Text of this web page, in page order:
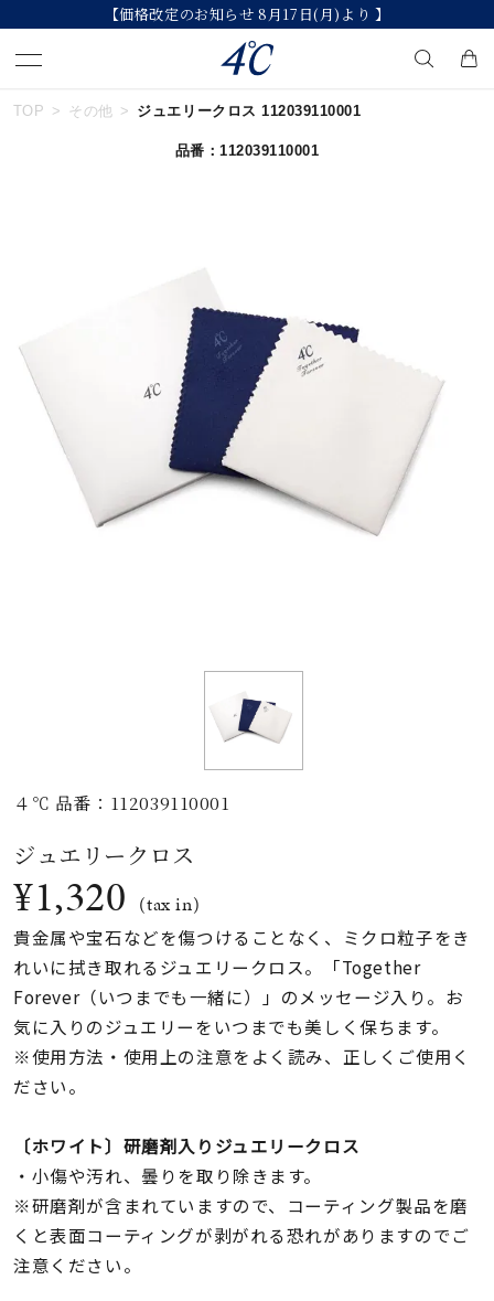
【価格改定のお知らせ 8月17日(月)より 】
キーワードで検索する
#メンズ ネックレス
ブランド ４℃
カテゴリー すべてのジュエリー
ファッションテイス
ト
着用シーン
コレクション
レディース
リングサイズ
～
メンズ
リングサイズ
TOP その他 ジュエリークロス 112039110001
品番：112039110001
４℃ 品番：112039110001
ジュエリークロス
¥1,320 (tax in)
貴金属や宝石などを傷つけることなく、ミクロ粒子をき
れいに拭き取れるジュエリークロス。「Together
Forever（いつまでも一緒に）」のメッセージ入り。お
気に入りのジュエリーをいつまでも美しく保ちます。
※使用方法・使用上の注意をよく読み、正しくご使用く
ださい。
〔ホワイト〕研磨剤入りジュエリークロス
・小傷や汚れ、曇りを取り除きます。
※研磨剤が含まれていますので、コーティング製品を磨
くと表面コーティングが剥がれる恐れがありますのでご
注意ください。